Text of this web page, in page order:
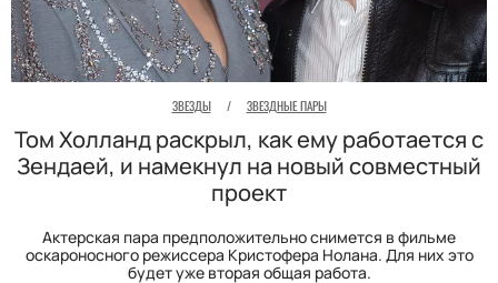
ЗВЕЗДЫ / ЗВЕЗДНЫЕ ПАРЫ
Том Холланд раскрыл, как ему работается с
Зендаей, и намекнул на новый совместный
проект
Актерская пара предположительно снимется в фильме
оскароносного режиссера Кристофера Нолана. Для них это
будет уже вторая общая работа.